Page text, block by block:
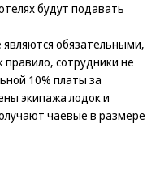
будут подавать
обязательными,
правило, сотрудники не
10% платы за
экипажа лодок и
чаевые в размере